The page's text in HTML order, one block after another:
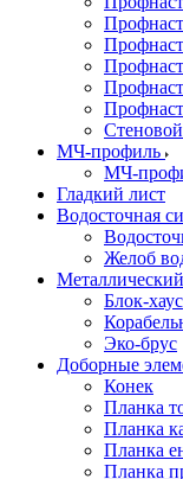
МЧ-профиль
МЧ-
Гладкий лист
Водосточная
Желоб
Блок-хаус
Эко-брус
Доборные
Конек
Планка
Планка
Планка
Планка